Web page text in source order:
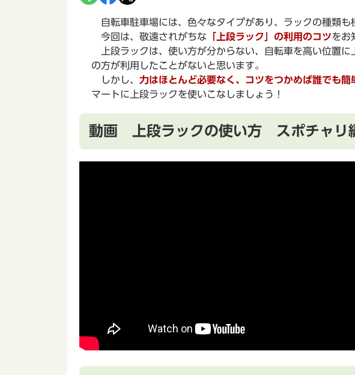
自転車駐車場には、色々なタイプがあり、ラックの種類も
今回は、敬遠されがちな 「上段ラック」の利用のコツをお
上段ラックは、使い方が分からない、自転車を高い位置
の方が利用したことがないと思います。
しかし、 力はほとんど必要なく、コツをつかめば誰でも簡
マートに上段ラックを使いこなしましょう！
動画 上段ラックの使い方 スポチャリ